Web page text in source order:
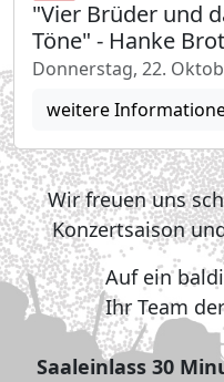
"Vier Brüder und
Töne" - Hanke
Donnerstag, 22.
weitere
Wir freuen uns
Konzertsaison
Auf ein
Ihr Team
Saaleinlass 30